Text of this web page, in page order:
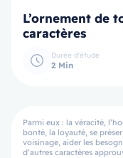
L’ornement de
caractères
Durée d'étude
2 Min
Parmi eux : la véracité,
bonté, la loyauté, se
voisinage, aider les
d’autres caractères